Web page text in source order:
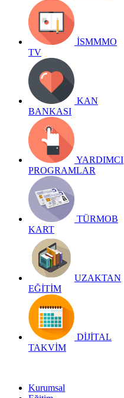
İSMMMO
TV
KAN
BANKASI
YARDIMCI
PROGRAMLAR
TÜRMOB
KART
UZAKTAN
EĞİTİM
DİJİTAL
TAKVİM
Kurumsal